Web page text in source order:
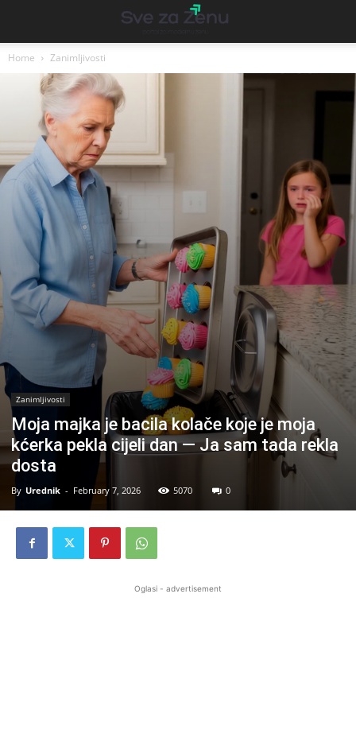
Home Zanimljivosti
Zanimljivosti
Moja majka je bacila kolače koje je moja
kćerka pekla cijeli dan — Ja sam tada rekla
dosta
By Urednik - February 7, 2026 5070 0
Oglasi - advertisement